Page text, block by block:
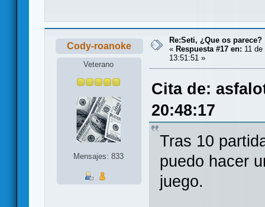
Cody-roanoke
Veterano
Mensajes: 833
Re:Seti, ¿Que os parece?
« Respuesta #17 en: 11
13:51:51 »
Cita de:
20:48:17
Tras 10
puedo hacer
juego.